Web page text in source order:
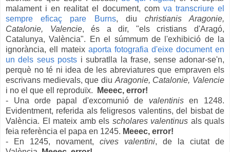
malament i en realitat el document, com va transcriure el
sempre eficaç pare Burns, diu christianis Aragonie,
Catalonie, Valencie, és a dir, "els cristians d'Aragó,
Catalunya, València". En el súmmum de
l'exhibició de la
ignorància, ell mateix aporta fotografia d'eixe document en
un dels seus posts i subratlla la frase, sense adonar-se'n,
perquè no té ni idea de les abreviatures que empraven els
escrivans medievals, que diu Aragonie, Catalonie, Valencie
i no el que ell reproduïx.
Meeec, error!
- Una orde papal d'excomunió de valentinisen 1248.
Evidentment, referida als feligresos valentins, del bisbat de
València. El mateix amb els scholares valentinus als quals
feia referència el papa en 1245. Meeec, error!
- En 1245, novament, cives valentini, de la ciutat de